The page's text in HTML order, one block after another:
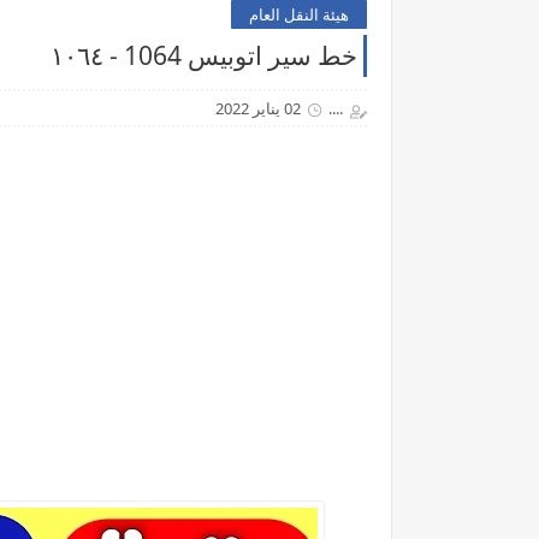
هيئة النقل العام
خط سير اتوبيس 1064 - ١٠٦٤
.... 02 يناير 2022